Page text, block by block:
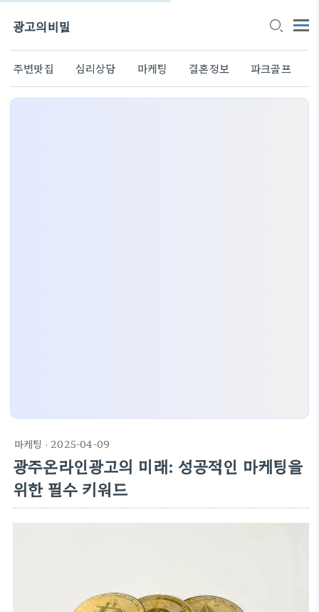
광고의비밀
주변맛집 심리상담 마케팅 결혼정보 파크골프
마케팅 · 2025-04-09
광주온라인광고의 미래: 성공적인 마케팅을
위한 필수 키워드